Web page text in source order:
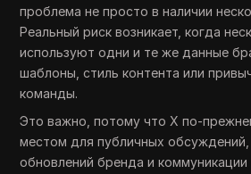
проблема не просто в наличии
Реальный риск возникает, когда
используют одни и те же данные
шаблоны, стиль контента или
команды.
Это важно, потому что X по-
местом для публичных обсуждений,
обновлений бренда и коммуникации